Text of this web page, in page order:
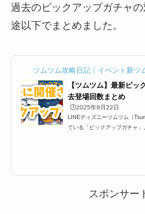
過去のピックアップガチャ
途以下でまとめました。
ツムツム攻略日記｜イベント新ツ
【ツムツム】最新ピッ
去登場回数まとめ
🕒️2025年9月22日
LINEディズニーツムツム（
ている「ピックアップガチャ
アップガチャの過去開催分のま
スポンサー